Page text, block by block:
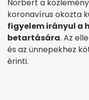
Norbert a
koronavírus okozta
figyelem irányul a
betartására. Az
és az ünnepekhez
érinti.